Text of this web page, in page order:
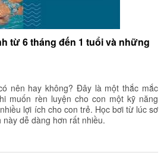
từ 6 tháng đến 1 tuổi và những
nên hay không? Đây là một thắc mắc
muốn rèn luyện cho con một kỹ năng
lợi ích cho con trẻ. Học bơi từ lúc sơ
dễ dàng hơn rất nhiều.